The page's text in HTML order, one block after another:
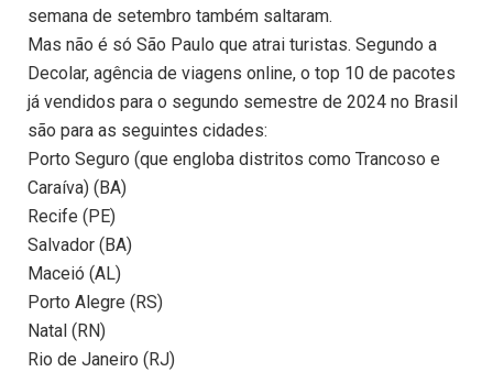
semana de setembro também saltaram.
Mas não é só São Paulo que atrai turistas. Segundo a
Decolar, agência de viagens online, o top 10 de pacotes
já vendidos para o segundo semestre de 2024 no Brasil
são para as seguintes cidades:
Porto Seguro (que engloba distritos como Trancoso e
Caraíva) (BA)
Recife (PE)
Salvador (BA)
Maceió (AL)
Porto Alegre (RS)
Natal (RN)
Rio de Janeiro (RJ)